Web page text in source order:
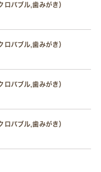
バブル,歯みがき）
バブル,歯みがき）
バブル,歯みがき）
バブル,歯みがき）